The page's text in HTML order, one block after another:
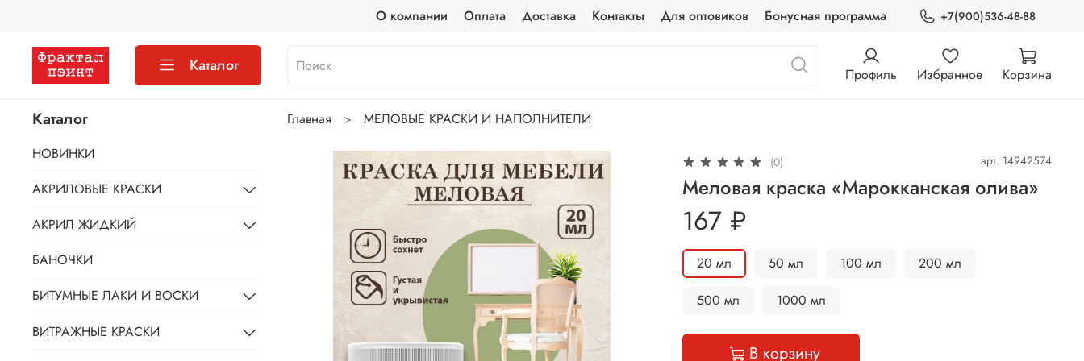
О компании Оплата Доставка Контакты Для оптовиков Бонусная программа +7(900)536-48-88
Каталог Профиль Избранное Корзина
Главная МЕЛОВЫЕ КРАСКИ И НАПОЛНИТЕЛИ
(0) арт. 14942574
Меловая краска «Марокканская олива»
167 ₽
20 мл 50 мл 100 мл
200 мл
500 мл
1000 мл
В корзину
Каталог
НОВИНКИ
АКРИЛОВЫЕ КРАСКИ
АКРИЛ ЖИДКИЙ
БАНОЧКИ
БИТУМНЫЕ ЛАКИ И ВОСКИ
ВИТРАЖНЫЕ КРАСКИ